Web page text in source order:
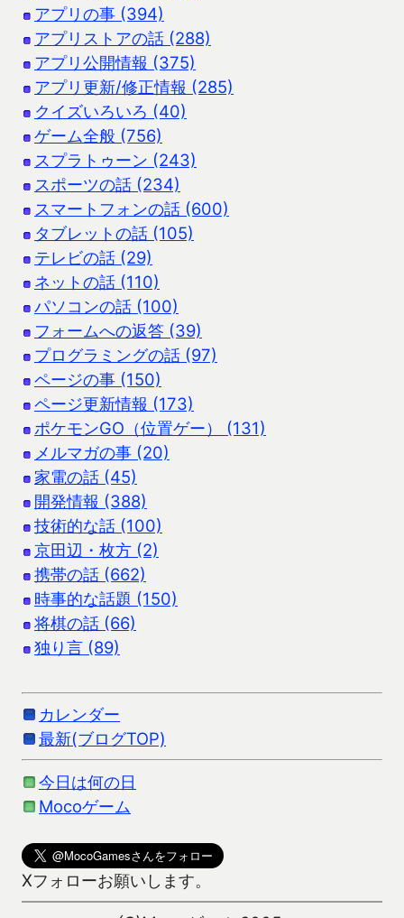
アプリの事 (394)
アプリストアの話 (288)
アプリ公開情報 (375)
アプリ更新/修正情報 (285)
クイズいろいろ (40)
ゲーム全般 (756)
スプラトゥーン (243)
スポーツの話 (234)
スマートフォンの話 (600)
タブレットの話 (105)
テレビの話 (29)
ネットの話 (110)
パソコンの話 (100)
フォームへの返答 (39)
プログラミングの話 (97)
ページの事 (150)
ページ更新情報 (173)
ポケモンGO（位置ゲー） (131)
メルマガの事 (20)
家電の話 (45)
開発情報 (388)
技術的な話 (100)
京田辺・枚方 (2)
携帯の話 (662)
時事的な話題 (150)
将棋の話 (66)
独り言 (89)
カレンダー
最新(ブログTOP)
今日は何の日
Mocoゲーム
Xフォローお願いします。